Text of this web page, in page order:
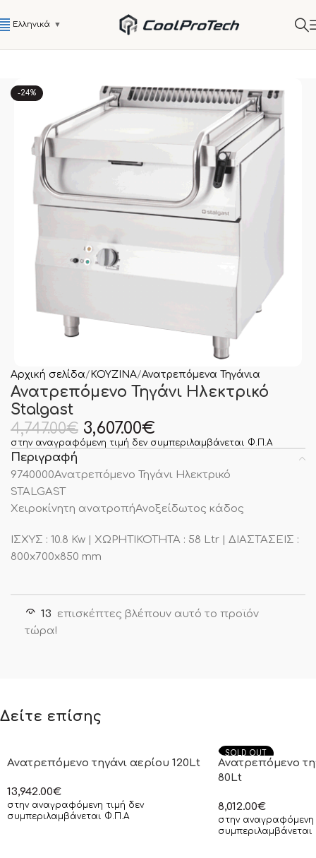
Ελληνικά ▼
-24%
Αρχική σελίδα ΚΟΥΖΙΝΑ Ανατρεπόμενα Τηγάνια
Ανατρεπόμενο Τηγάνι Ηλεκτρικό
Stalgast
4,747.00€ 3,607.00€
στην αναγραφόμενη τιμή δεν συμπεριλαμβάνεται Φ.Π.Α
Περιγραφή
9740000Ανατρεπόμενο Τηγάνι Ηλεκτρικό
STALGAST
Xειροκίνητη ανατροπήΑνοξείδωτος κάδος
ΙΣΧΥΣ : 10.8 Kw | ΧΩΡΗΤΙΚΟΤΗΤΑ : 58 Ltr | ΔΙΑΣΤΑΣΕΙΣ :
800x700x850 mm
13 επισκέπτες βλέπουν αυτό το προϊόν
τώρα!
Δείτε επίσης
Ανατρεπόμενο τηγάνι αερίου 120Lt
13,942.00€
στην αναγραφόμενη τιμή δεν
συμπεριλαμβάνεται Φ.Π.Α
SOLD OUT
Ανατρεπόμενο
80Lt
8,012.00€
στην αναγραφόμενη